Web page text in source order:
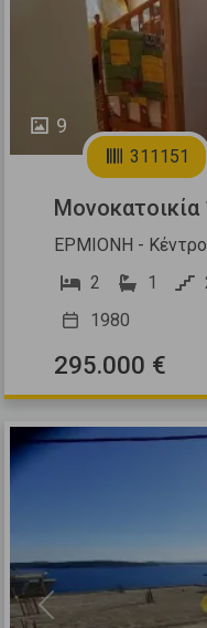
9
311151
ΕΡΜΙΟΝΗ - Κέντρο
2
1
1980
295.000 €
Previous